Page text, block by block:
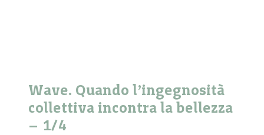
Wave. Quando l’ingegnosità
collettiva incontra la bellezza
– 1/4